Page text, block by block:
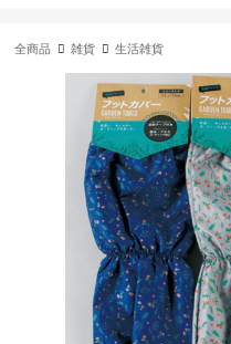
全商品 雑貨 生活雑貨